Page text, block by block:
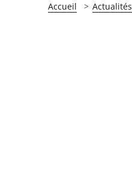
Accueil Actualités